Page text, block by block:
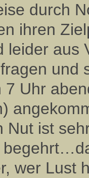
durch
ihren
leider aus
und
Uhr
Nut ist
wer Lust